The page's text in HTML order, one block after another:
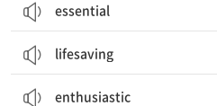
essential
lifesaving
enthusiastic